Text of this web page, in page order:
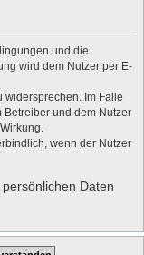
und die
wird dem Nutzer per E-
widersprechen. Im Falle
und dem Nutzer
wenn der Nutzer
Daten